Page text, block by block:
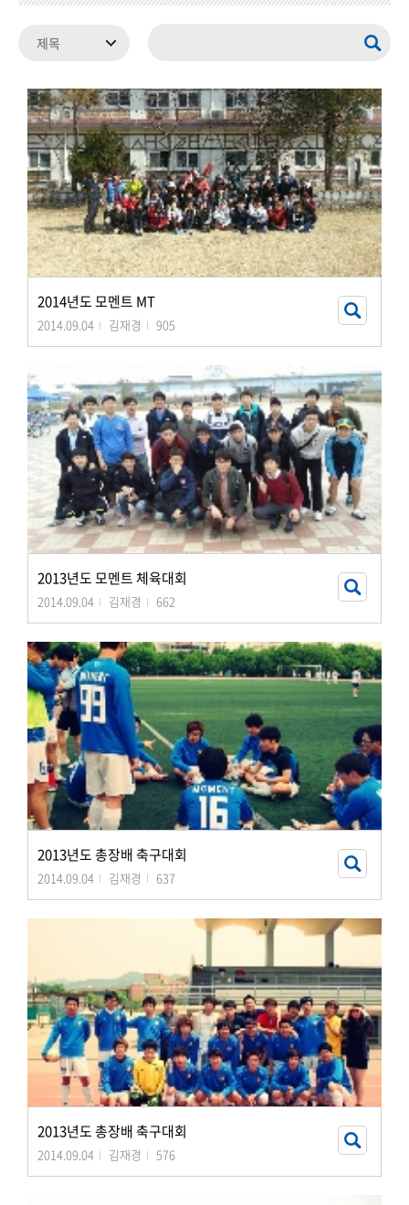
2014년도 모멘트 MT
2014.09.04 김재경 905
2013년도 모멘트 체육대회
2014.09.04 김재경 662
2013년도 총장배 축구대회
2014.09.04 김재경 637
2013년도 총장배 축구대회
2014.09.04 김재경 576